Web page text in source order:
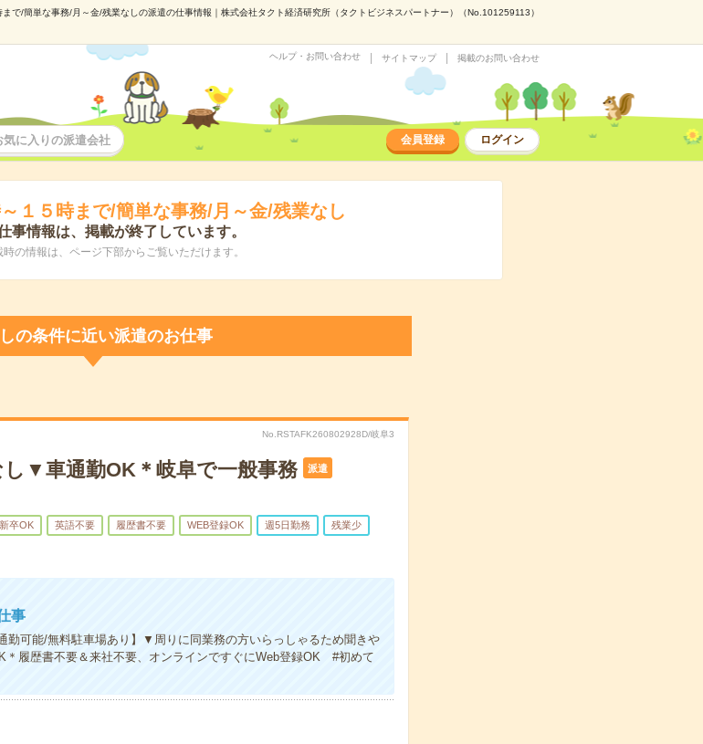
で/簡単な事務/月～金/残業なしの派遣の仕事情報｜株式会社タクト経済研究所（タクトビジネスパートナー）（No.101259113）
ヘルプ・お問い合わせ サイトマップ 掲載のお問い合わせ
気に入りの派遣会社 会員登録 ログイン
１５時まで/簡単な事務/月～金/残業なし
事情報は、掲載が終了しています。
の情報は、ページ下部からご覧いただけます。
の条件に近い派遣のお仕事
No.RSTAFK260802928D/岐阜3
▼車通勤OK＊岐阜で一般事務 派遣
卒OK 英語不要 履歴書不要 WEB登録OK 週5日勤務 残業少
事
勤可能/無料駐車場あり】▼周りに同業務の方いらっしゃるため聞きや
履歴書不要＆来社不要、オンラインですぐにWeb登録OK #初めて